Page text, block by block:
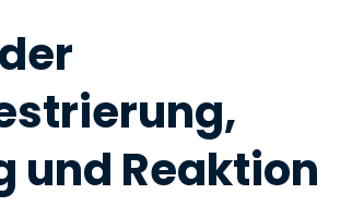
Reaktion